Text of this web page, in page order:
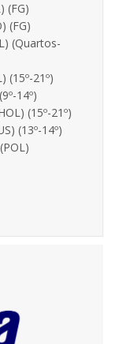
(FG)
(FG)
(Quartos-
(15º-21º)
14º)
(15º-21º)
(13º-14º)